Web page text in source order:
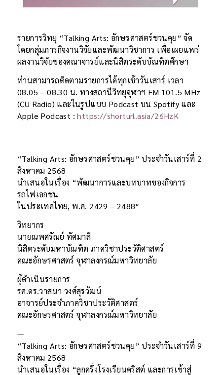
รายการวิทยุ “Talking Arts: อักษรศาสตร์ชวนคุย” จัด
โดยกลุ่มภารกิจงานวิจัยและพัฒนาวิชาการ เพื่อเผยแพร่
ผลงานวิจัยของคณาจารย์และนิสิตระดับบัณฑิตศึกษา
ท่านสามารถติดตามรายการได้ทุกเช้าวันเสาร์ เวลา
08.05 – 08.30 น. ทางสถานีวิทยุจุฬาฯ FM 101.5 MHz
(CU Radio) และในรูปแบบ Podcast บน Spotify และ
Apple Podcast :https://shorturl.asia/26HzK
“Talking Arts: อักษรศาสตร์ชวนคุย” ประจำวันเสาร์ที่ 2
สิงหาคม 2568
นำเสนอในเรื่อง “พัฒนาการและบทบาทของกิจการ
รถไฟเอกชน
ในประเทศไทย, พ.ศ. 2429 – 2488″
วิทยากร
นายณพศรัณย์ ทัศมาลี
นิสิตระดับมหาบัณฑิต ภาควิชาประวัติศาสตร์
คณะอักษรศาสตร์ จุฬาลงกรณ์มหาวิทยาลัย
ผู้ดำเนินรายการ
รศ.ดร.วาสนา วงศ์สุรวัฒน์
อาจารย์ประจำภาควิชาประวัติศาสตร์
คณะอักษรศาสตร์ จุฬาลงกรณ์มหาวิทยาลัย
—
“Talking Arts: อักษรศาสตร์ชวนคุย” ประจำวันเสาร์ที่ 9
สิงหาคม 2568
นำเสนอในเรื่อง “ลูกครึ่งโรงเรียนคริสต์ และการเข้าสู่